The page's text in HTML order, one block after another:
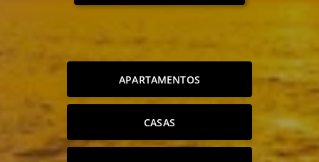
APARTAMENTOS
CASAS